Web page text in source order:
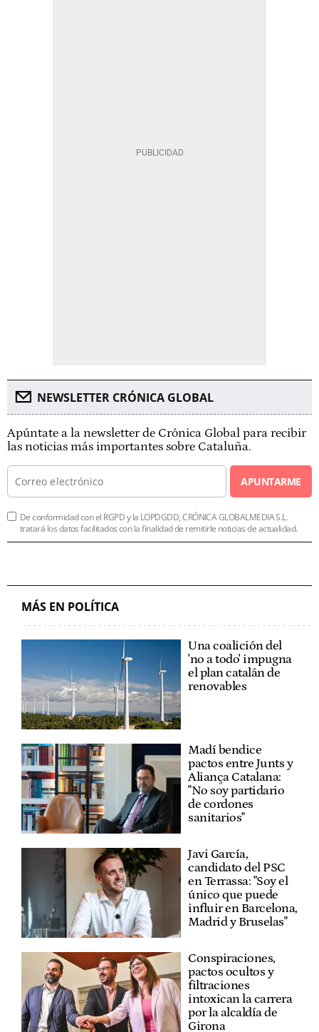
NEWSLETTER CRÓNICA GLOBAL
Apúntate a la newsletter de Crónica Global para recibir
las noticias más importantes sobre Cataluña.
APUNTARME
De conformidad con el RGPD y la LOPDGDD, CRÓNICA GLOBALMEDIA S.L.
tratará los datos facilitados con la finalidad de remitirle noticias de actualidad.
MÁS EN POLÍTICA
Una coalición del
'no a todo' impugna
el plan catalán de
renovables
Madí bendice
pactos entre Junts y
Aliança Catalana:
"No soy partidario
de cordones
sanitarios"
Javi García,
candidato del PSC
en Terrassa: "Soy el
único que puede
influir en Barcelona,
Madrid y Bruselas"
Conspiraciones,
pactos ocultos y
filtraciones
intoxican la carrera
por la alcaldía de
Girona